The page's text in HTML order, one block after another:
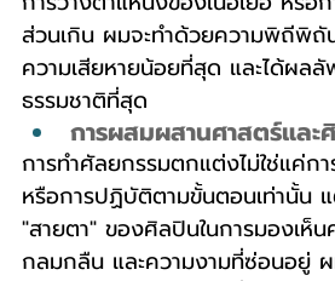
ส่วนเกิน ผมจะทำด้วยความพิถีพิถั
ความเสียหายน้อยที่สุด และได้ผล
ธรรมชาติที่สุด
การผสมผสานศาสตร์และ
การทำศัลยกรรมตกแต่งไม่ใช่แค่ก
หรือการปฏิบัติตามขั้นตอนเท่านั้น
"สายตา" ของศิลปินในการมองเห็
กลมกลืน และความงามที่ซ่อนอยู่ ผ